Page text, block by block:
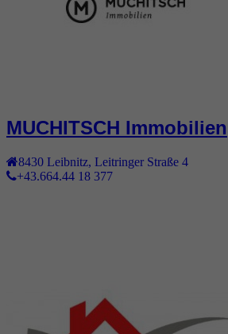
MUCHITSCH Immobilien
8430 Leibnitz Leitringer Straße 4
+43.664.44 18 377